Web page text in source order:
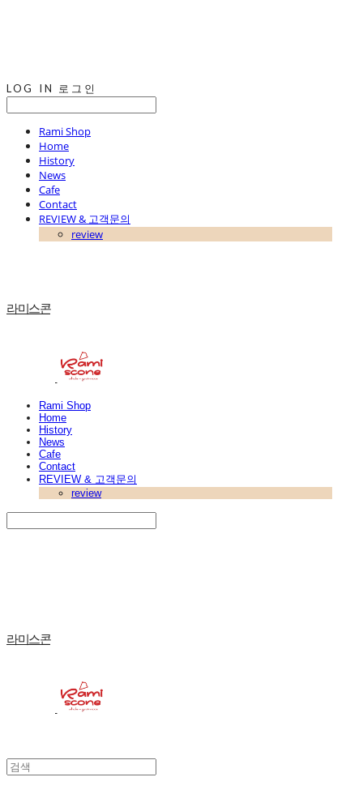
LOG IN 로그인
Rami Shop
Home
History
News
Cafe
Contact
REVIEW & 고객문의
review
라미스콘
Rami Shop
Home
History
News
Cafe
Contact
REVIEW & 고객문의
review
라미스콘